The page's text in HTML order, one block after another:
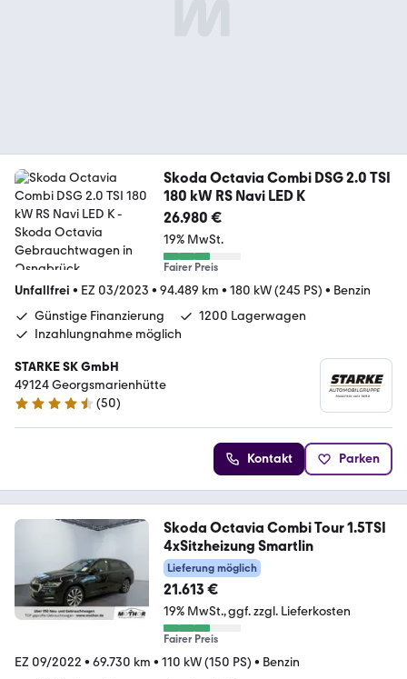
Skoda Octavia Combi DSG 2.0 TSI
180 kW RS Navi LED K
26.980 €
19% MwSt.
Fairer Preis
Unfallfrei • EZ 03/2023 • 94.489 km • 180 kW (245 PS) • Benzin
Günstige Finanzierung
1200 Lagerwagen
Inzahlungnahme möglich
STARKE SK GmbH
49124 Georgsmarienhütte
4.7 Sterne
(50)
Kontakt Parken
Skoda Octavia Combi Tour 1.5TSI
4xSitzheizung Smartlin
Lieferung möglich
21.613 €
19% MwSt. ggf. zzgl. Lieferkosten
Fairer Preis
EZ 09/2022 • 69.730 km • 110 kW (150 PS) • Benzin